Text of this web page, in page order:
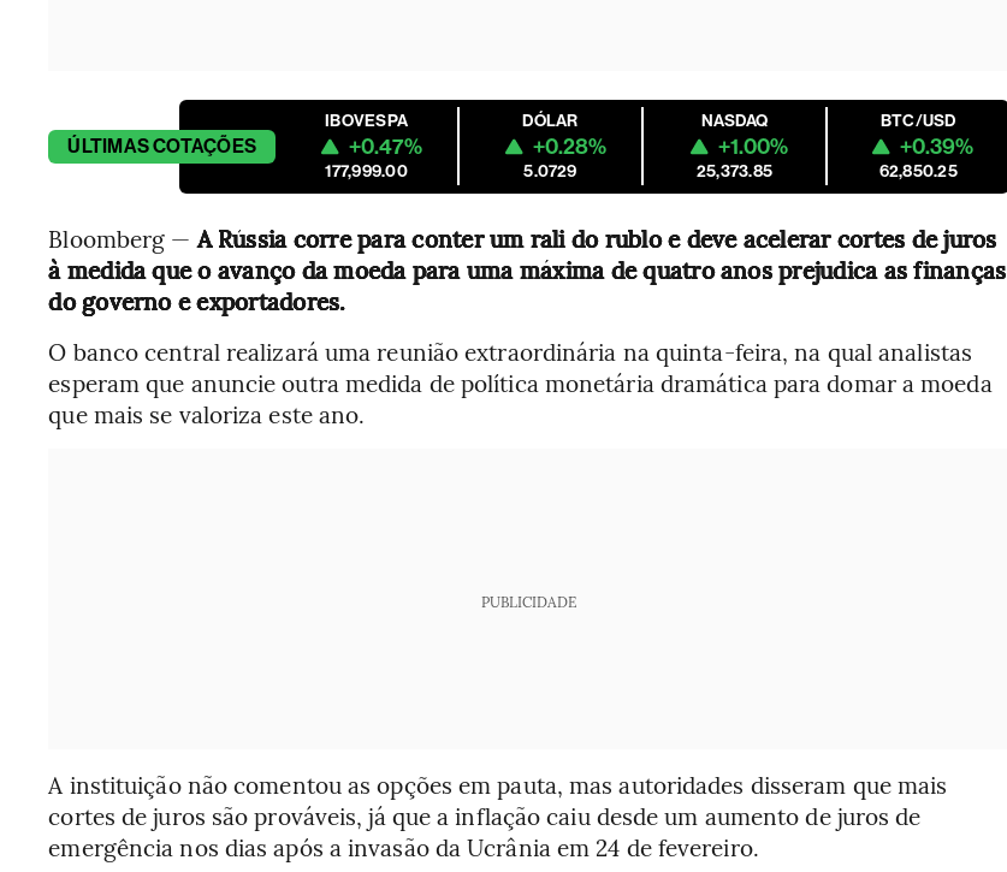
ÚLTIMASCOTAÇÕES
IBOVESPA
+0.47%
177,999.00
DÓLAR
+0.28%
5.0729
NASDAQ
+1.00%
25,373.85
BTC/USD
+0.39%
62,850.25
Bloomberg —A Rússia corre para conter um rali do rublo e deve acelerar cortes de juros
à medida que o avanço da moeda para uma máxima de quatro anos prejudica as finanças
do governo e exportadores.
O banco central realizará uma reunião extraordinária na quinta-feira, na qual analistas
esperam que anuncie outra medida de política monetária dramática para domar a moeda
que mais se valoriza este ano.
PUBLICIDADE
A instituição não comentou as opções em pauta, mas autoridades disseram que mais
cortes de juros são prováveis, já que a inflação caiu desde um aumento de juros de
emergência nos dias após a invasão da Ucrânia em 24 de fevereiro.